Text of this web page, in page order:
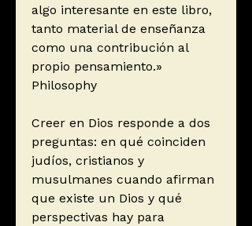
algo interesante en este libro,
tanto material de enseñanza
como una contribución al
propio pensamiento.»
Philosophy
Creer en Dios responde a dos
preguntas: en qué coinciden
judíos, cristianos y
musulmanes cuando afirman
que existe un Dios y qué
perspectivas hay para